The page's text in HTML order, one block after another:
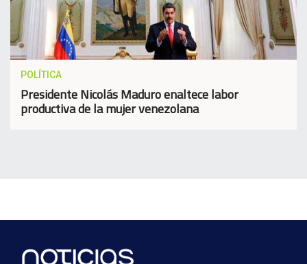
POLÍTICA
Presidente Nicolás Maduro enaltece labor
productiva de la mujer venezolana